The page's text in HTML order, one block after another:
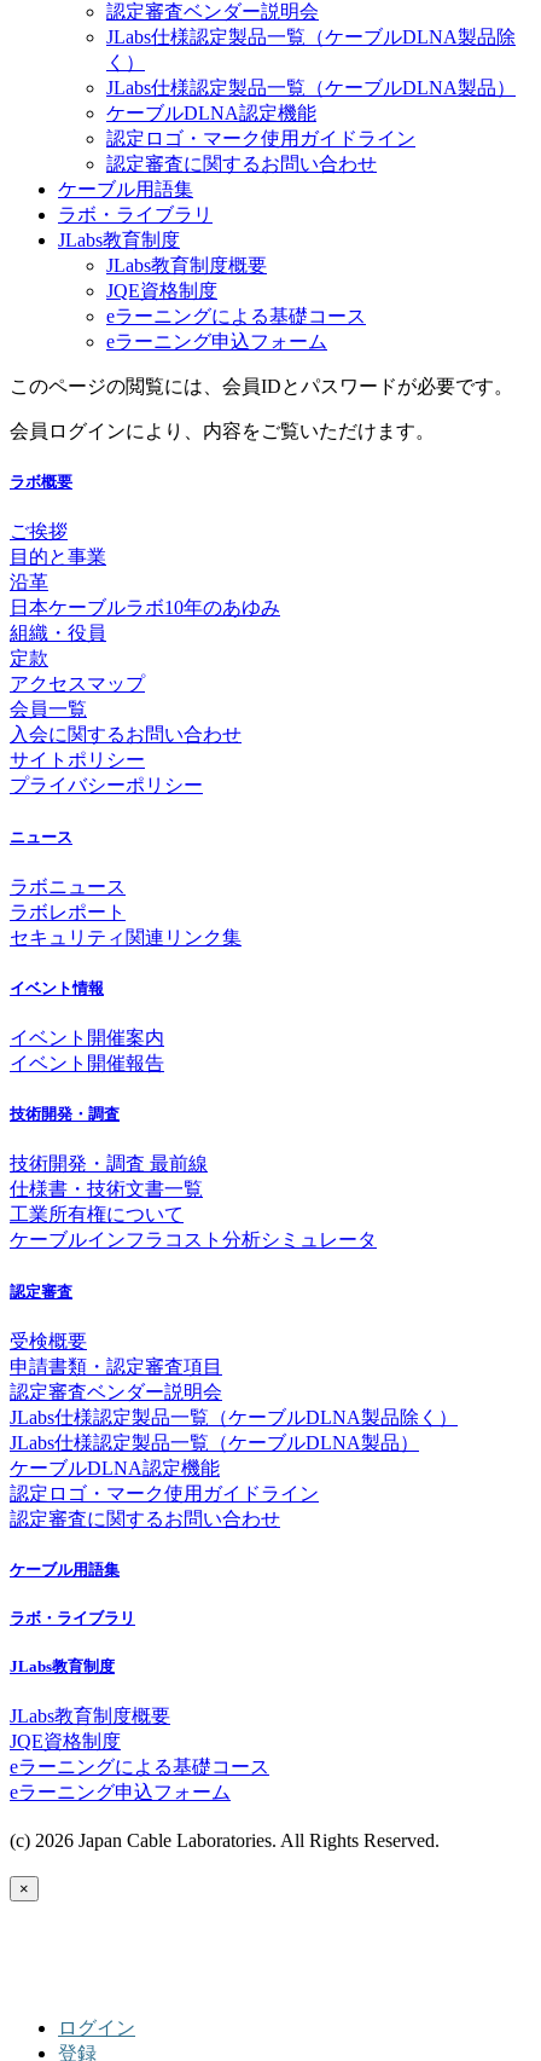
認定審査ベンダー説明会
JLabs仕様認定製品一覧（ケーブルDLNA製品除
く）
JLabs仕様認定製品一覧（ケーブルDLNA製品）
ケーブルDLNA認定機能
認定ロゴ・マーク使用ガイドライン
認定審査に関するお問い合わせ
ケーブル用語集
ラボ・ライブラリ
JLabs教育制度
JLabs教育制度概要
JQE資格制度
eラーニングによる基礎コース
eラーニング申込フォーム
このページの閲覧には、会員IDとパスワードが必要です。
会員ログインにより、内容をご覧いただけます。
ラボ概要
ご挨拶
目的と事業
沿革
日本ケーブルラボ10年のあゆみ
組織・役員
定款
アクセスマップ
会員一覧
入会に関するお問い合わせ
サイトポリシー
プライバシーポリシー
ニュース
ラボニュース
ラボレポート
セキュリティ関連リンク集
イベント情報
イベント開催案内
イベント開催報告
技術開発・調査
技術開発・調査 最前線
仕様書・技術文書一覧
工業所有権について
ケーブルインフラコスト分析シミュレータ
認定審査
受検概要
申請書類・認定審査項目
認定審査ベンダー説明会
JLabs仕様認定製品一覧（ケーブルDLNA製品除く）
JLabs仕様認定製品一覧（ケーブルDLNA製品）
ケーブルDLNA認定機能
認定ロゴ・マーク使用ガイドライン
認定審査に関するお問い合わせ
ケーブル用語集
ラボ・ライブラリ
JLabs教育制度
JLabs教育制度概要
JQE資格制度
eラーニングによる基礎コース
eラーニング申込フォーム
(c) 2026 Japan Cable Laboratories. All Rights Reserved.
×
ログイン
登録